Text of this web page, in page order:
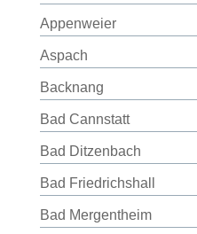
Appenweier
Aspach
Backnang
Bad Cannstatt
Bad Ditzenbach
Bad Friedrichshall
Bad Mergentheim